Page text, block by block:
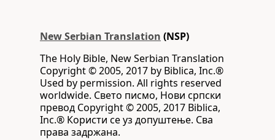
New Serbian Translation (NSP)
The Holy Bible, New Serbian Translation
Copyright © 2005, 2017 by Biblica, Inc.®
Used by permission. All rights reserved
worldwide. Свето писмо, Нови српски
превод Copyright © 2005, 2017 Biblica,
Inc.® Користи се уз допуштење. Сва
права задржана.